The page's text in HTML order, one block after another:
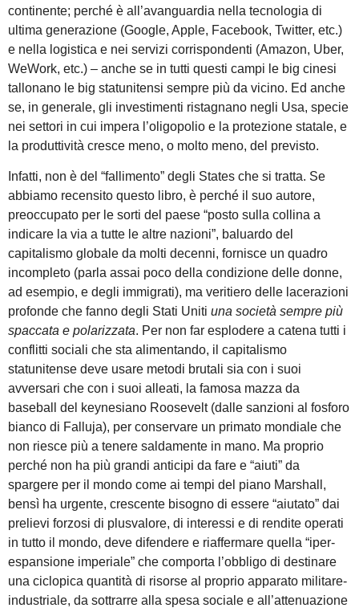
continente; perché è all’avanguardia nella tecnologia di
ultima generazione (Google, Apple, Facebook, Twitter, etc.)
e nella logistica e nei servizi corrispondenti (Amazon, Uber,
WeWork, etc.) – anche se in tutti questi campi le big cinesi
tallonano le big statunitensi sempre più da vicino. Ed anche
se, in generale, gli investimenti ristagnano negli Usa, specie
nei settori in cui impera l’oligopolio e la protezione statale, e
la produttività cresce meno, o molto meno, del previsto.
Infatti, non è del “fallimento” degli States che si tratta. Se
abbiamo recensito questo libro, è perché il suo autore,
preoccupato per le sorti del paese “posto sulla collina a
indicare la via a tutte le altre nazioni”, baluardo del
capitalismo globale da molti decenni, fornisce un quadro
incompleto (parla assai poco della condizione delle donne,
ad esempio, e degli immigrati), ma veritiero delle lacerazioni
profonde che fanno degli Stati Uniti una società sempre più
spaccata e polarizzata. Per non far esplodere a catena tutti i
conflitti sociali che sta alimentando, il capitalismo
statunitense deve usare metodi brutali sia con i suoi
avversari che con i suoi alleati, la famosa mazza da
baseball del keynesiano Roosevelt (dalle sanzioni al fosforo
bianco di Falluja), per conservare un primato mondiale che
non riesce più a tenere saldamente in mano. Ma proprio
perché non ha più grandi anticipi da fare e “aiuti” da
spargere per il mondo come ai tempi del piano Marshall,
bensì ha urgente, crescente bisogno di essere “aiutato” dai
prelievi forzosi di plusvalore, di interessi e di rendite operati
in tutto il mondo, deve difendere e riaffermare quella “iper-
espansione imperiale” che comporta l’obbligo di destinare
una ciclopica quantità di risorse al proprio apparato militare-
industriale, da sottrarre alla spesa sociale e all’attenuazione